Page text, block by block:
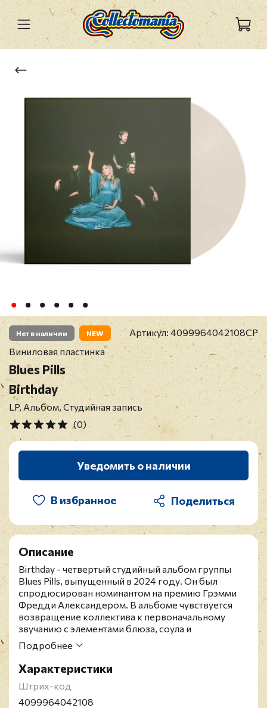
Нет в наличии NEW Артикул:4099964042108CP
Виниловая пластинка
Blues Pills
Birthday
LP, Альбом, Студийная запись
(0)
Уведомить о наличии
В избранное
Описание
Birthday - четвертый студийный альбом группы
Blues Pills, выпущенный в 2024 году. Он был
спродюсирован номинантом на премию Грэмми
Фредди Александером. В альбоме чувствуется
возвращение коллектива к первоначальному
звучанию с элементами блюза, соула и
психоделического рока. Издание представлено
на виниле цвета слоновой кости. Blues Pills -
шведская рок-группа, созданная в 2011 году.
Записала четыре мини-альбома и несколько
синглов на немецком лейбле звукозаписи Nuclear
Blast, после чего вышел официальный дебютный
Подробнее
Характеристики
Штрих-код
4099964042108